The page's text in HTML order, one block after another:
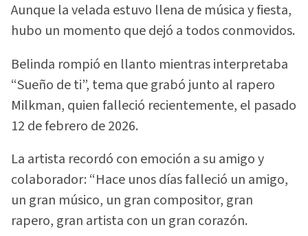
Aunque la velada estuvo llena de música y fiesta,
hubo un momento que dejó a todos conmovidos.
Belinda rompió en llanto mientras interpretaba
“Sueño de ti”, tema que grabó junto al rapero
Milkman, quien falleció recientemente, el pasado
12 de febrero de 2026.
La artista recordó con emoción a su amigo y
colaborador: “Hace unos días falleció un amigo,
un gran músico, un gran compositor, gran
rapero, gran artista con un gran corazón.